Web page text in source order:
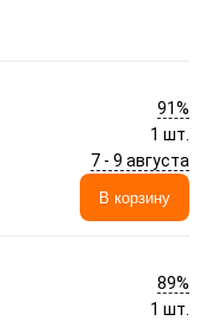
91%
1 шт.
7 - 9 августа
В корзину
89%
1 шт.